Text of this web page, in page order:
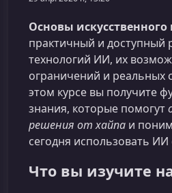
Основы искусственного
практичный и доступный
технологий ИИ, их
ограничений и реальных
этом курсе вы получите
знания, которые помогут
решения от хайпа и
сегодня использовать ИИ
Что вы изучите